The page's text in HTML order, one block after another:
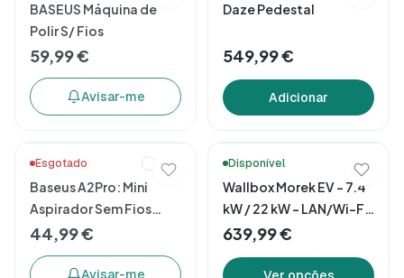
BASEUS Máquina de
Polir S/ Fios
59,99 €
Avisar-me
Daze Pedestal
549,99 €
Adicionar
Esgotado 1 cor
Baseus A2Pro: Mini
Aspirador Sem Fios
6000pa
44,99 €
Avisar-me
Disponível
Wallbox Morek EV – 7.4
kW / 22 kW – LAN/Wi-Fi
& Premium 4G
639,99 €